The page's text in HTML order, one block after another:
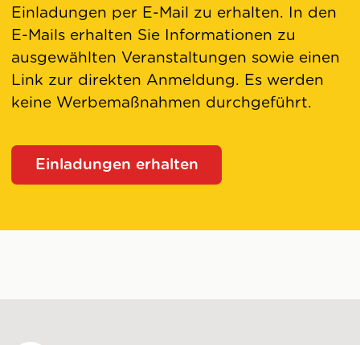
Einladungen per E-Mail zu erhalten. In den
E-Mails erhalten Sie Informationen zu
ausgewählten Veranstaltungen sowie einen
Link zur direkten Anmeldung. Es werden
keine Werbemaßnahmen durchgeführt.
Einladungen erhalten